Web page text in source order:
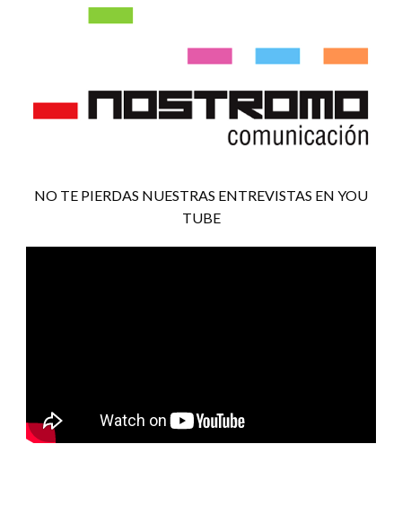
NO TE PIERDAS NUESTRAS ENTREVISTAS EN YOU
TUBE